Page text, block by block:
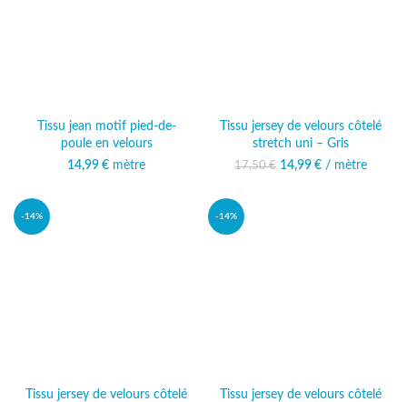
Tissu jean motif pied-de-
poule en velours
14,99 € mètre
Tissu jersey de velours côtelé
stretch uni – Gris
17,50€
Le prix initial était :
14,99 €
Le prix
/ mètre
-14%
Tissu jersey de velours côtelé
-14%
Tissu jersey de velours côtelé